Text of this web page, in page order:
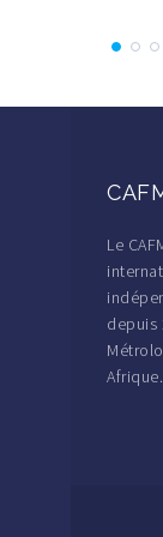
Le
depuis
Afrique.